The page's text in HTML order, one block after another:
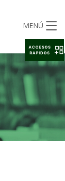
MENÚ
ACCESOS
RAPIDOS